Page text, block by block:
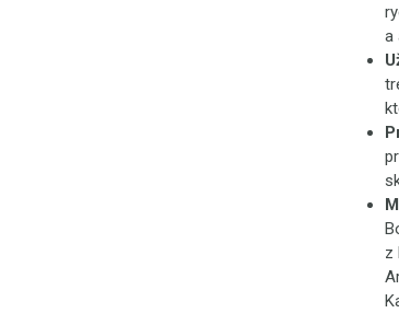
a
z